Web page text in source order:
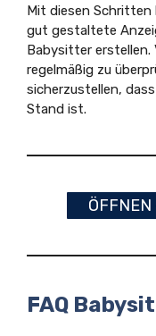
Mit diesen Schritten
gut gestaltete
Babysitter erstellen.
regelmäßig zu
sicherzustellen,
Stand ist.
FAQ